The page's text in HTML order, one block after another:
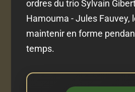
ordres du trio Sylvain
Hamouma - Jules Fauvey,
maintenir en forme
temps.